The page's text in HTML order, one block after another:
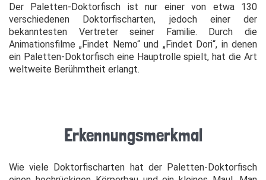
Der Paletten-Doktorfisch ist nur einer von etwa 130
verschiedenen Doktorfischarten, jedoch einer der
bekanntesten Vertreter seiner Familie. Durch die
Animationsfilme „Findet Nemo“ und „Findet Dori“, in denen
ein Paletten-Doktorfisch eine Hauptrolle spielt, hat die Art
weltweite Berühmtheit erlangt.
Erkennungsmerkmal
Wie viele Doktorfischarten hat der Paletten-Doktorfisch